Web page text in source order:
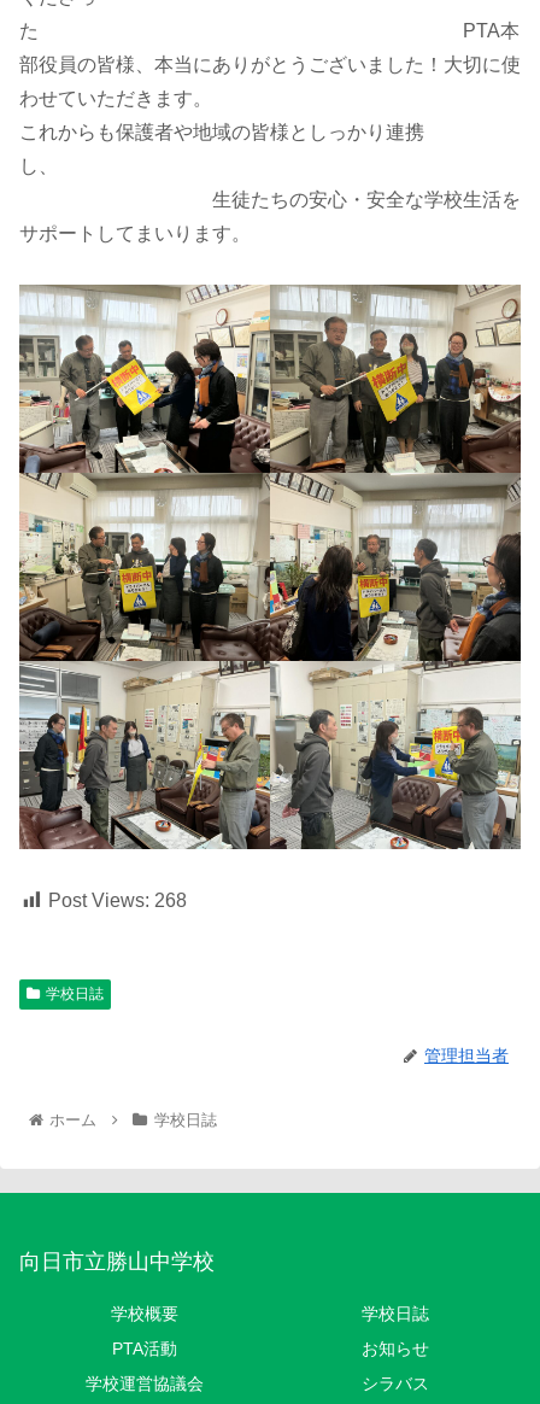
た PTA本
部役員の皆様、本当にありがとうございました！大切に使
わせていただきます。
これからも保護者や地域の皆様としっかり連携
し、
生徒たちの安心・安全な学校生活を
サポートしてまいります。
Post Views: 268
学校日誌
管理担当者
ホーム 学校日誌
向日市立勝山中学校
学校概要
学校日誌
PTA活動
お知らせ
学校運営協議会
シラバス